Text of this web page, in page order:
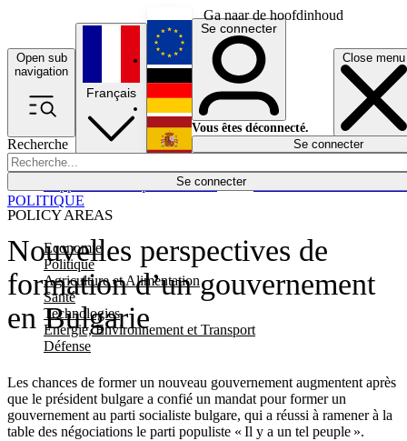
Ga naar de hoofdinhoud
Open sub
navigation
Close menu
Recherche
Se connecter
POLICY AREAS
Economie
Politique
Agriculture et Alimentation
Santé
Technologies
Energie, Environnement et Transport
Défense
Économie
Français
English
Deutsch
Español
Se connecter
Vous êtes déconnecté.
Se connecter
Nouvelles perspectives de
formation d’un gouvernement
en Bulgarie
Les chances de former un nouveau gouvernement augmentent après
que le président bulgare a confié un mandat pour former un
gouvernement au parti socialiste bulgare, qui a réussi à ramener à la
table des négociations le parti populiste « Il y a un tel peuple ».
POLITIQUE